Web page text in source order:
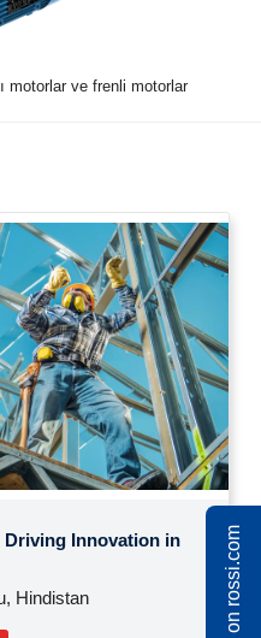
motorlar ve frenli motorlar
Driving Innovation in
Hindistan
Next